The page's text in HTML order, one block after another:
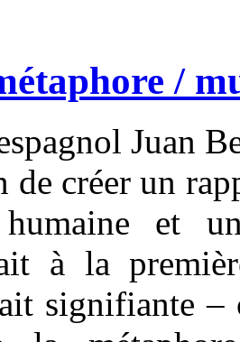
/
Juan
de créer un
et
à la
signifiante –